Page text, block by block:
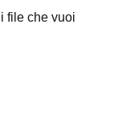
file che vuoi